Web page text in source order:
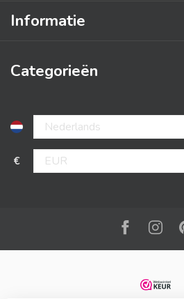
Informatie
Categorieën
€